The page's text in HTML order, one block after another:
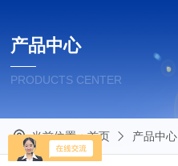
产品中心
PRODUCTS CENTER
当前位置：首页 产品中心